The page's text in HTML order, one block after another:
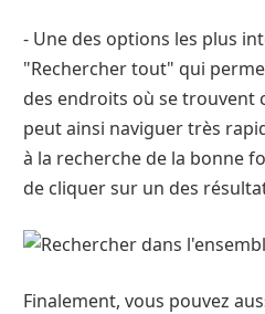
- Une des options les plus
"Rechercher tout" qui
des endroits où se trouvent
peut ainsi naviguer très
à la recherche de la bonne
de cliquer sur un des
Finalement, vous pouvez